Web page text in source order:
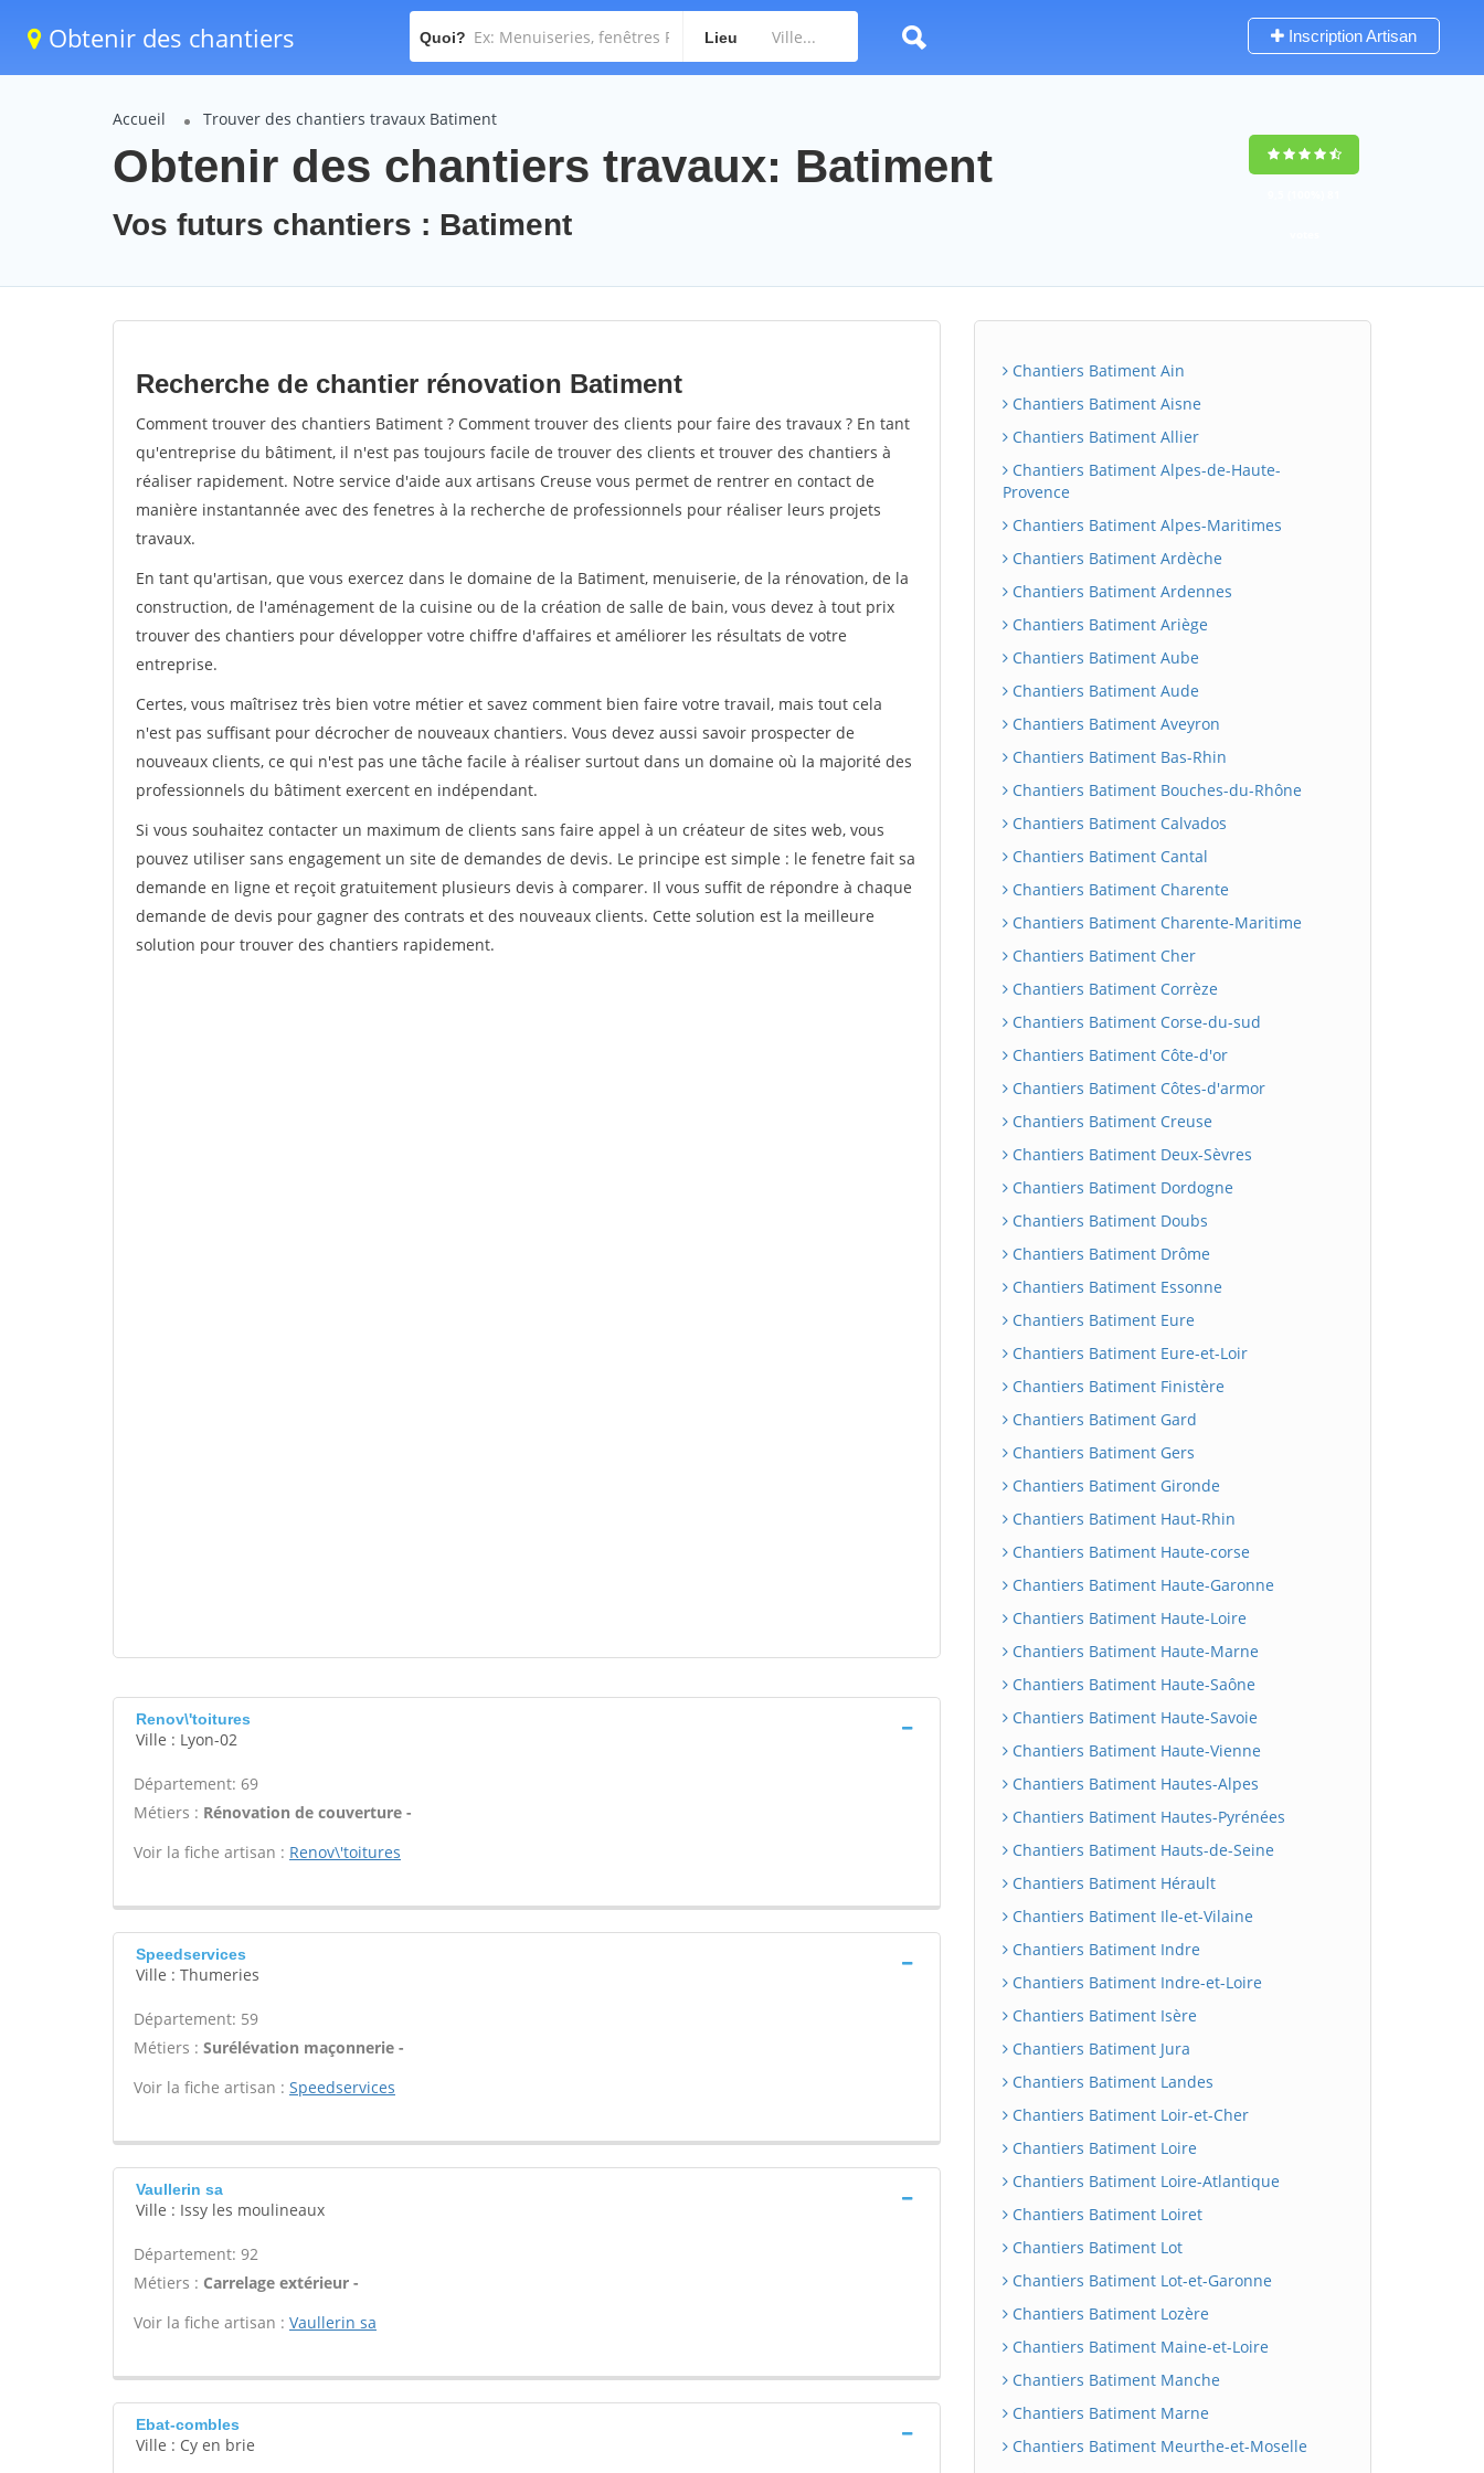
Obtenir des chantiers Quoi? Lieu Inscription Artisan
Accueil Trouver des chantiers travaux Batiment
Obtenir des chantiers travaux: Batiment
Vos futurs chantiers : Batiment
Recherche de chantier rénovation Batiment
Comment trouver des chantiers Batiment ? Comment trouver des clients pour faire des travaux ? En tant
qu'entreprise du bâtiment, il n'est pas toujours facile de trouver des clients et trouver des chantiers à
réaliser rapidement. Notre service d'aide aux artisans Creuse vous permet de rentrer en contact de
manière instantannée avec des fenetres à la recherche de professionnels pour réaliser leurs projets
travaux.
En tant qu'artisan, que vous exercez dans le domaine de la Batiment, menuiserie, de la rénovation, de la
construction, de l'aménagement de la cuisine ou de la création de salle de bain, vous devez à tout prix
trouver des chantiers pour développer votre chiffre d'affaires et améliorer les résultats de votre
entreprise.
Certes, vous maîtrisez très bien votre métier et savez comment bien faire votre travail, mais tout cela
n'est pas suffisant pour décrocher de nouveaux chantiers. Vous devez aussi savoir prospecter de
nouveaux clients, ce qui n'est pas une tâche facile à réaliser surtout dans un domaine où la majorité des
professionnels du bâtiment exercent en indépendant.
Si vous souhaitez contacter un maximum de clients sans faire appel à un créateur de sites web, vous
pouvez utiliser sans engagement un site de demandes de devis. Le principe est simple : le fenetre fait sa
demande en ligne et reçoit gratuitement plusieurs devis à comparer. Il vous suffit de répondre à chaque
demande de devis pour gagner des contrats et des nouveaux clients. Cette solution est la meilleure
solution pour trouver des chantiers rapidement.
Renov\'toitures
Ville : Lyon-02
Département: 69
Métiers : Rénovation de couverture -
Voir la fiche artisan : Renov\'toitures
Speedservices
Ville : Thumeries
Département: 59
Métiers : Surélévation maçonnerie -
Voir la fiche artisan : Speedservices
Vaullerin sa
Ville : Issy les moulineaux
Département: 92
Métiers : Carrelage extérieur -
Voir la fiche artisan : Vaullerin sa
Ebat-combles
Ville : Cy en brie
Chantiers Batiment Ain
Chantiers Batiment Aisne
Chantiers Batiment Allier
Chantiers Batiment Alpes-de-Haute-
Provence
Chantiers Batiment Alpes-Maritimes
Chantiers Batiment Ardèche
Chantiers Batiment Ardennes
Chantiers Batiment Ariège
Chantiers Batiment Aube
Chantiers Batiment Aude
Chantiers Batiment Aveyron
Chantiers Batiment Bas-Rhin
Chantiers Batiment Bouches-du-Rhône
Chantiers Batiment Calvados
Chantiers Batiment Cantal
Chantiers Batiment Charente
Chantiers Batiment Charente-Maritime
Chantiers Batiment Cher
Chantiers Batiment Corrèze
Chantiers Batiment Corse-du-sud
Chantiers Batiment Côte-d'or
Chantiers Batiment Côtes-d'armor
Chantiers Batiment Creuse
Chantiers Batiment Deux-Sèvres
Chantiers Batiment Dordogne
Chantiers Batiment Doubs
Chantiers Batiment Drôme
Chantiers Batiment Essonne
Chantiers Batiment Eure
Chantiers Batiment Eure-et-Loir
Chantiers Batiment Finistère
Chantiers Batiment Gard
Chantiers Batiment Gers
Chantiers Batiment Gironde
Chantiers Batiment Haut-Rhin
Chantiers Batiment Haute-corse
Chantiers Batiment Haute-Garonne
Chantiers Batiment Haute-Loire
Chantiers Batiment Haute-Marne
Chantiers Batiment Haute-Saône
Chantiers Batiment Haute-Savoie
Chantiers Batiment Haute-Vienne
Chantiers Batiment Hautes-Alpes
Chantiers Batiment Hautes-Pyrénées
Chantiers Batiment Hauts-de-Seine
Chantiers Batiment Hérault
Chantiers Batiment Ile-et-Vilaine
Chantiers Batiment Indre
Chantiers Batiment Indre-et-Loire
Chantiers Batiment Isère
Chantiers Batiment Jura
Chantiers Batiment Landes
Chantiers Batiment Loir-et-Cher
Chantiers Batiment Loire
Chantiers Batiment Loire-Atlantique
Chantiers Batiment Loiret
Chantiers Batiment Lot
Chantiers Batiment Lot-et-Garonne
Chantiers Batiment Lozère
Chantiers Batiment Maine-et-Loire
Chantiers Batiment Manche
Chantiers Batiment Marne
Chantiers Batiment Meurthe-et-Moselle